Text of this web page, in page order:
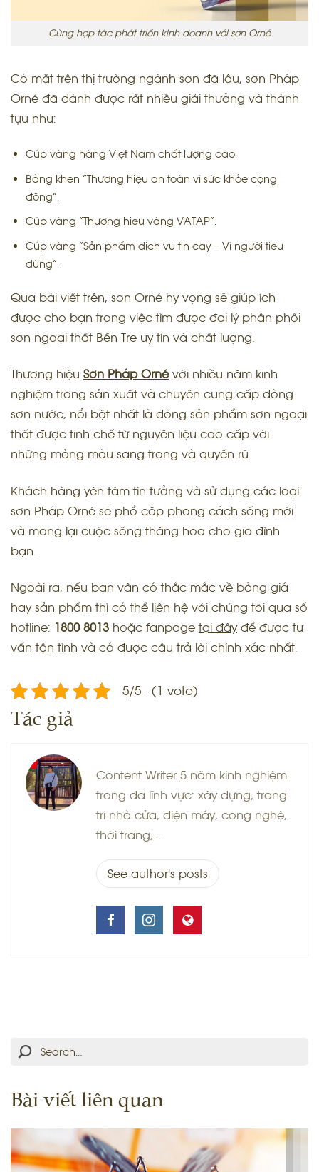
Cùng hợp tác phát triển kinh doanh với sơn Orné
Có mặt trên thị trường ngành sơn đã lâu, sơn Pháp
Orné đã dành được rất nhiều giải thưởng và thành
tựu như:
Cúp vàng hàng Việt Nam chất lượng cao.
Bằng khen “Thương hiệu an toàn vì sức khỏe cộng
đồng”.
Cúp vàng “Thương hiệu vàng VATAP”.
Cúp vàng “Sản phẩm dịch vụ tin cậy – Vì người tiêu
dùng”.
Qua bài viết trên, sơn Orné hy vọng sẽ giúp ích
được cho bạn trong việc tìm được đại lý phân phối
sơn ngoại thất Bến Tre uy tín và chất lượng.
Thương hiệu Sơn Pháp Ornévới nhiều năm kinh
nghiệm trong sản xuất và chuyên cung cấp dòng
sơn nước, nổi bật nhất là dòng sản phẩm sơn ngoại
thất được tinh chế từ nguyên liệu cao cấp với
những mảng màu sang trọng và quyến rũ.
Khách hàng yên tâm tin tưởng và sử dụng các loại
sơn Pháp Orné sẽ phổ cập phong cách sống mới
và mang lại cuộc sống thăng hoa cho gia đình
bạn.
Ngoài ra, nếu bạn vẫn có thắc mắc về bảng giá
hay sản phẩm thì có thể liên hệ với chúng tôi qua số
hotline: 1800 8013 hoặc fanpagetại đâyđể được tư
vấn tận tình và có được câu trả lời chính xác nhất.
5/5 - (1 vote)
Tác giả
Content Writer 5 năm kinh nghiệm
trong đa lĩnh vực: xây dựng, trang
trí nhà cửa, điện máy, công nghệ,
thời trang,…
See author's posts
Bài viết liên quan